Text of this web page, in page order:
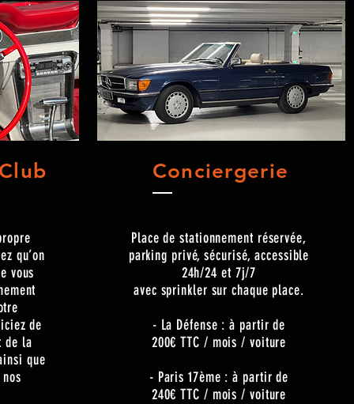
qu’on
vous
de
de la
que
Conciergerie
Place de stationnement réservée,
parking privé, sécurisé, accessible
24h/24 et 7j/7
avec sprinkler sur chaque place.
- La Défense : à partir de
200€ TTC / mois / voiture
- Paris 17ème : à partir de
240€ TTC / mois / voiture